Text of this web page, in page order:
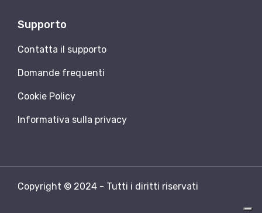
Supporto
Contatta il supporto
Domande frequenti
Cookie Policy
Informativa sulla privacy
Copyright © 2024 - Tutti i diritti riservati